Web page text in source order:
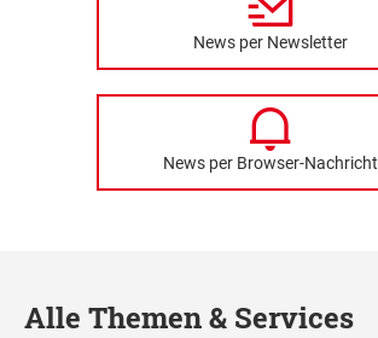
News per Newsletter
News per Browser-Nachricht
Alle Themen & Services